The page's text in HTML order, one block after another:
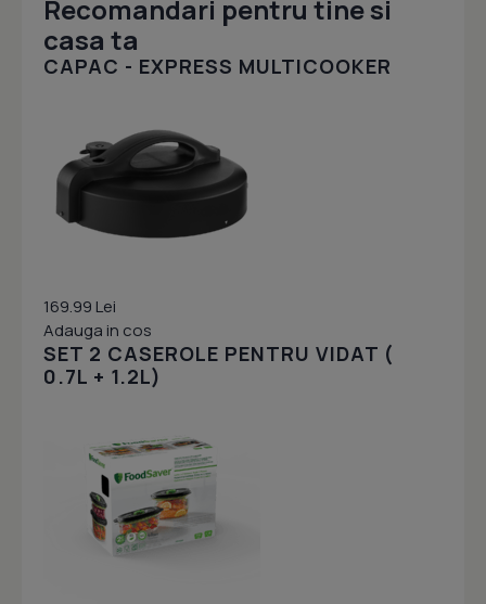
Recomandari pentru tine si
casa ta
CAPAC - EXPRESS MULTICOOKER
169.99 Lei
Adauga in cos
SET 2 CASEROLE PENTRU VIDAT (
0.7L + 1.2L)